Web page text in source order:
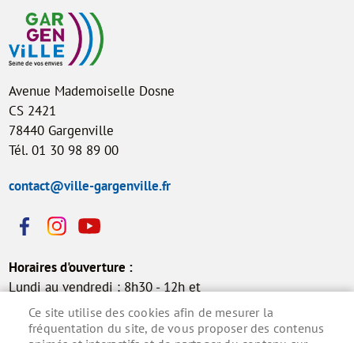
Avenue Mademoiselle Dosne
CS 2421
78440 Gargenville
Tél. 01 30 98 89 00
contact@ville-gargenville.fr
Horaires d'ouverture :
Lundi au vendredi : 8h30 - 12h et
13h30 - 17h30
Samedi : 9h - 12h (permanence
Ce site utilise des cookies afin de mesurer la
fréquentation du site, de vous proposer des contenus